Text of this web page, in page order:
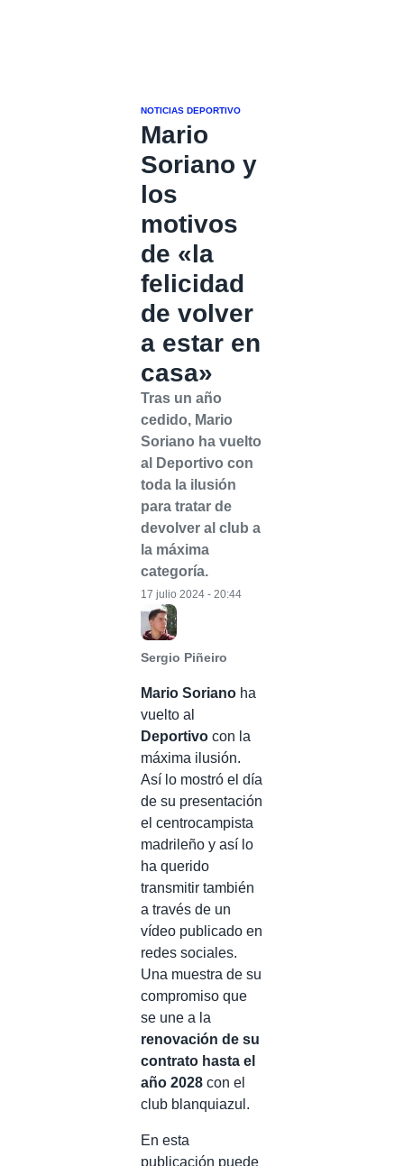
NOTICIAS DEPORTIVO
Mario
Soriano y
los
motivos
de «la
felicidad
de volver
a estar en
casa»
Tras un año
cedido, Mario
Soriano ha vuelto
al Deportivo con
toda la ilusión
para tratar de
devolver al club a
la máxima
categoría.
Sergio Piñeiro
17 julio 2024 - 20:44
Mario Soriano ha
vuelto al
Deportivo con la
máxima ilusión.
Así lo mostró el día
de su presentación
el centrocampista
madrileño y así lo
ha querido
transmitir también
a través de un
vídeo publicado en
redes sociales.
Una muestra de su
compromiso que
se une a la
renovación de su
contrato hasta el
año 2028 con el
club blanquiazul.
En esta
publicación puede